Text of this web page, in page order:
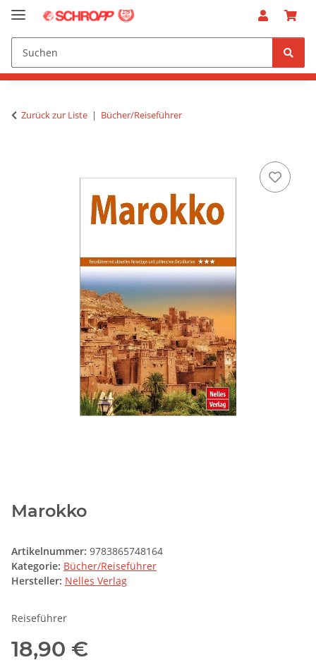
Zurück zur Liste Bücher/Reiseführer
Marokko
Artikelnummer: 9783865748164
Kategorie: Bücher/Reiseführer
Hersteller: Nelles Verlag
Reiseführer
18,90 €